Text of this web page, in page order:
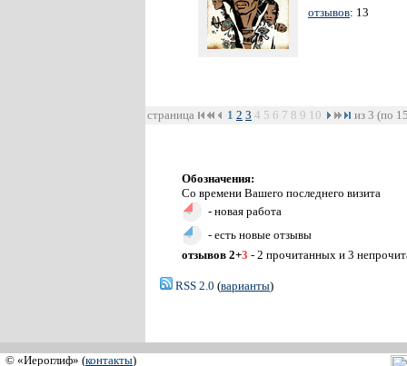
отзывов: 13
страница 1 2 3 4 5 6 7 8 9 10 из 3 (по
Обозначения:
Со времени Вашего последнего визита
- новая работа
- есть новые отзывы
отзывов 2+3 - 2 прочитанных и 3
RSS 2.0 (варианты)
© «Иероглиф» (контакты)